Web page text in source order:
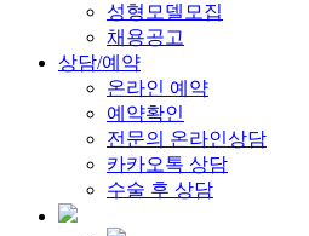
성형모델모집
채용공고
상담/예약
온라인 예약
예약확인
전문의 온라인상담
카카오톡 상담
수술 후 상담